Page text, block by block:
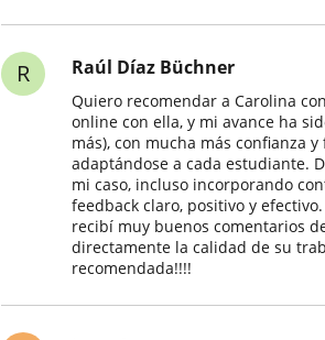
R Raúl Díaz Büchner
Quiero recomendar a Carolina
online con ella, y mi avance ha
más), con mucha más confianza
adaptándose a cada estudiante.
mi caso, incluso incorporando
feedback claro, positivo y
recibí muy buenos comentarios
directamente la calidad de su
recomendada!!!!